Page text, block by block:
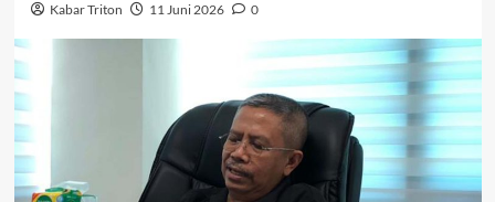
Kabar Triton 11 Juni 2026 0